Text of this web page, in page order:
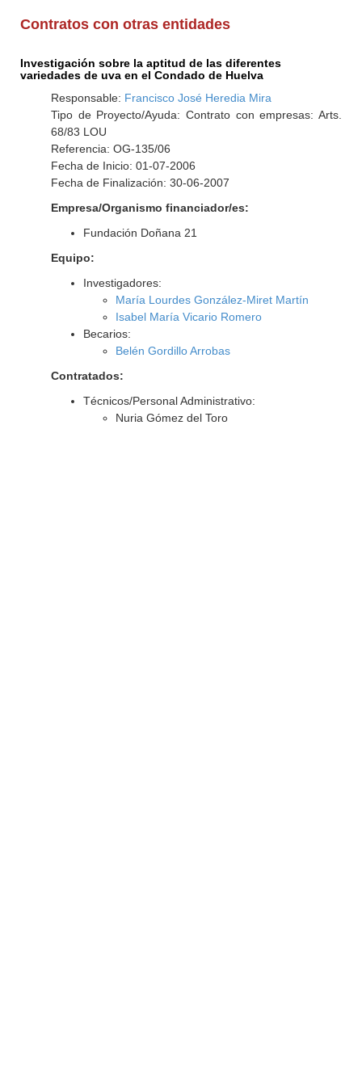
Contratos con otras entidades
Investigación sobre la aptitud de las diferentes
variedades de uva en el Condado de Huelva
Responsable: Francisco José Heredia Mira
Tipo de Proyecto/Ayuda: Contrato con empresas: Arts.
68/83 LOU
Referencia: OG-135/06
Fecha de Inicio: 01-07-2006
Fecha de Finalización: 30-06-2007
Empresa/Organismo financiador/es:
Fundación Doñana 21
Equipo:
Investigadores:
María Lourdes González-Miret Martín
Isabel María Vicario Romero
Becarios:
Belén Gordillo Arrobas
Contratados:
Técnicos/Personal Administrativo:
Nuria Gómez del Toro